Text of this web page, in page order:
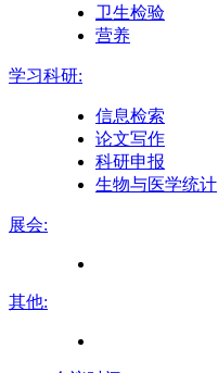
卫生检验
营养
学习科研:
信息检索
论文写作
科研申报
生物与医学统计
展会:
其他: